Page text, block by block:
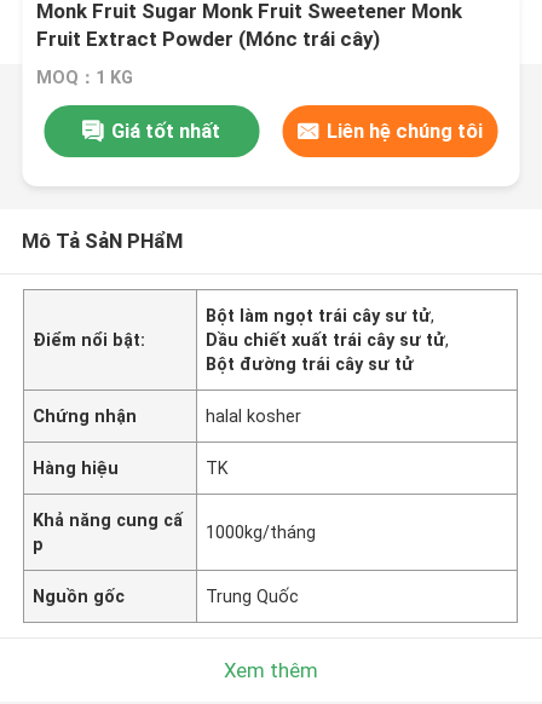
Monk Fruit Sugar Monk Fruit Sweetener Monk
Fruit Extract Powder (Mónc trái cây)
MOQ：1 KG
Giá tốt nhất Liên hệ chúng tôi
Mô Tả SảN PHẩM
Điểm nổi bật:
Bột làm ngọt trái cây sư tử,
Dầu chiết xuất trái cây sư tử,
Bột đường trái cây sư tử
Chứng nhận halal kosher
Hàng hiệu TK
Khả năng cung cấ
p
1000kg/tháng
Nguồn gốc Trung Quốc
Xem thêm